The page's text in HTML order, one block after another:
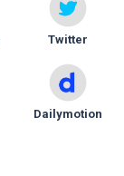
Twitter
Dailymotion